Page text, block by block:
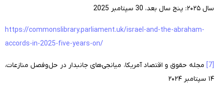
سال ۲۰۲۵: پنج سال بعد، 30 سپتامبر 2025
https://commonslibrary.parliament.uk/israel-and-the-abraham-
accords-in-2025-five-years-on/
مجله حقوق و اقتصاد آمریکا، میانجی‌های جانبدار در حل‌وفصل منازعات،
۱۴ سپتامبر ۲۰۲۴